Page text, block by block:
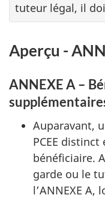
tuteur légal, il
Aperçu -
ANNEXE A –
Auparavant,
PCEE distinct
bénéficiaire.
garde ou le
l’ANNEXE